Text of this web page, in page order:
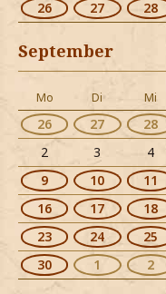
26
27 28
September
Mo Di Mi
26 27 28
2
3 4
9
10 11
16
17 18
23
24 25
30
1 2